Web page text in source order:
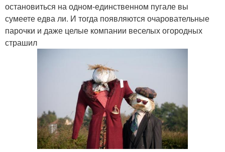
остановиться на одном-единственном пугале вы
сумеете едва ли. И тогда появляются очаровательные
парочки и даже целые компании веселых огородных
страшил